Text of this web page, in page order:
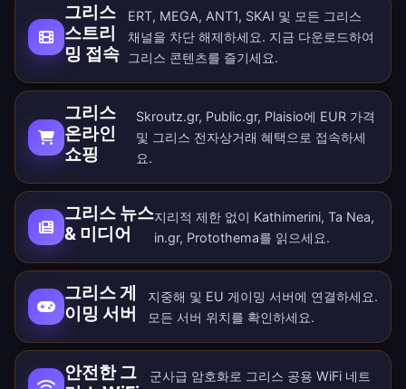
그리스
스트리
밍 접속
ERT, MEGA, ANT1, SKAI 및 모든 그리스
채널을 차단 해제하세요. 지금 다운로드하여
그리스 콘텐츠를 즐기세요.
그리스
온라인
쇼핑
Skroutz.gr, Public.gr, Plaisio에 EUR 가격
및 그리스 전자상거래 혜택으로 접속하세
요.
그리스 뉴스
& 미디어
지리적 제한 없이 Kathimerini, Ta Nea,
in.gr, Protothema를 읽으세요.
그리스 게
이밍 서버
지중해 및 EU 게이밍 서버에 연결하세요.
모든 서버 위치를 확인하세요.
안전한 그
군사급 암호화로 그리스 공용 WiFi 네트